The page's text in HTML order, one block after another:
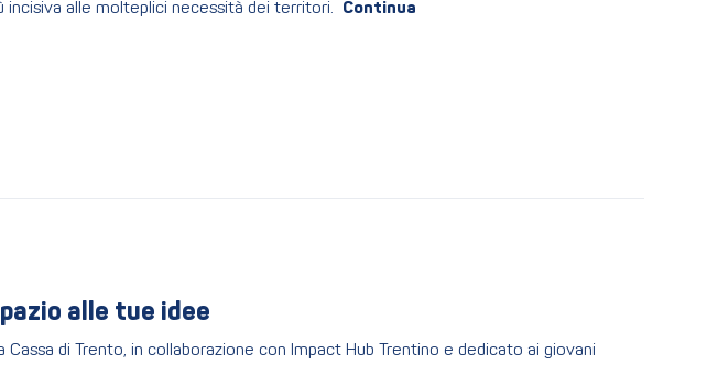
incisiva alle molteplici necessità dei territori.
alle tue idee
Cassa di Trento, in collaborazione con Impact Hub Trentino e dedicato ai giovani